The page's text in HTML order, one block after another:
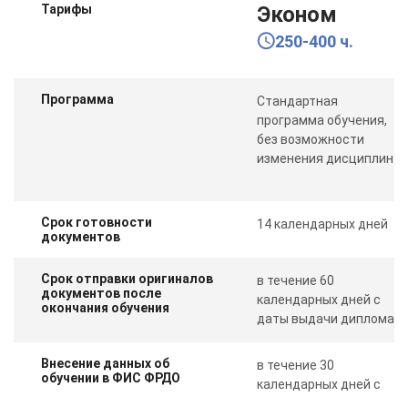
Тарифы Эконом
250-400 ч.
Программа
Стандартная
программа обучения,
без возможности
изменения дисциплин
Срок готовности
документов
14 календарных дней
Срок отправки оригиналов
документов после
окончания обучения
в течение 60
календарных дней с
даты выдачи диплома
Внесение данных об
обучении в ФИС ФРДО
в течение 30
календарных дней с